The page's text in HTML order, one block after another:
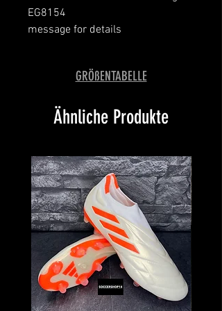
EG8154
message for details
GRÖßENTABELLE
Ähnliche Produkte